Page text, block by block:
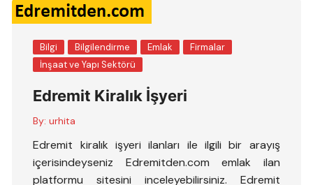
Bilgi Bilgilendirme Emlak
Firmalar
İnşaat ve Yapı Sektörü
Edremit Kiralık İşyeri
By: urhita
Edremit kiralık işyeri ilanları ile ilgili bir arayış
içerisindeyseniz Edremitden.com emlak ilan
platformu sitesini inceleyebilirsiniz. Edremit